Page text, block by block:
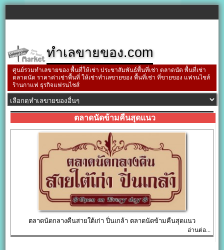
ทำเลขายของ.com
ศูนย์รวมทำเลขายของ พื้นที่ให้เช่า ประชาสัมพันธ์พื้นที่เช่า ตลาดนัด พื้นที่เช่า
ตลาดนัด ราคาค่าเช่าพื้นที่ ให้เช่าทำเลขายของ พื้นที่เช่า ที่ขายของ แฟรนไชส์
ร้านกาแฟ ธุรกิจแฟรนไชส์
ตลาดนัดข้ามคืนสุดแนว
ตลาดนัดกลางคืนสายใต้เก่า ปิ่นเกล้า ตลาดนัดข้ามคืนสุดแนว
อ่านต่อ...